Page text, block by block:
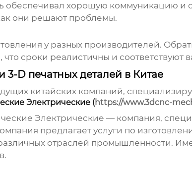
обеспечивал хорошую коммуникацию и
они решают проблемы.
у разных производителей.
что сроки реалистичны и соответствуют
D печатных деталей в Китае
китайских компаний,
Электрические (https://www.3dcnc-
Электрические — компания,
предлагает услуги по
отраслей промышленности.